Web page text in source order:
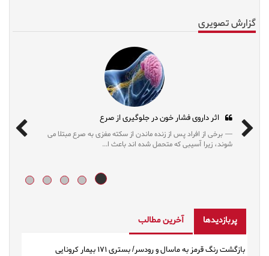
گزارش تصویری
اثر داروی فشار خون در جلوگیری از صرع
برخی از افراد پس از زنده ماندن از سکته مغزی به صرع
شوند، زیرا آسیبی که متحمل شده اند باعث ا...
رژیم‌های محدودکننده که
کمک...
پربازدیدها آخرین مطالب
بازگشت رنگ قرمز به ماسال و رودسر/ بستری ۱۷۱ بیمار کرونایی